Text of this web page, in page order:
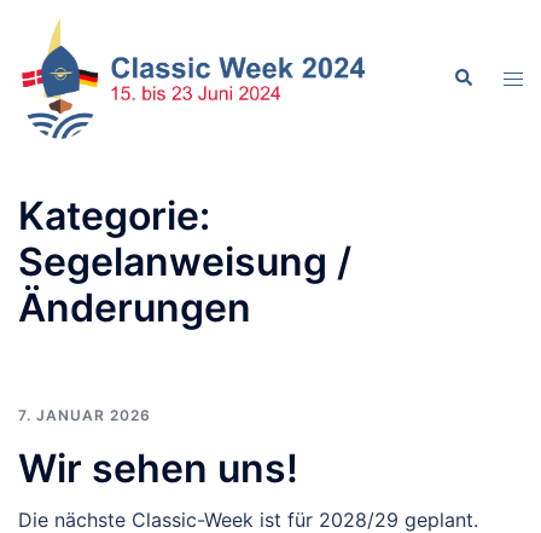
Inhalt
springen
Suche
Kategorie:
Segelanweisung /
Änderungen
7. JANUAR 2026
Wir sehen uns!
Die nächste Classic-Week ist für 2028/29 geplant.